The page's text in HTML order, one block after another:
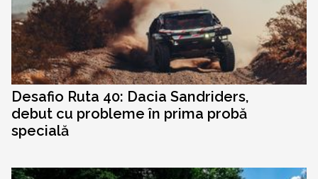
Desafio Ruta 40: Dacia Sandriders,
debut cu probleme în prima probă
specială